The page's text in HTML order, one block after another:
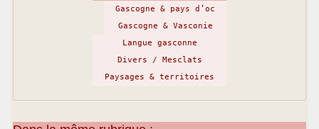
Gascogne & pays d’oc
Gascogne & Vasconie
Langue gasconne
Divers / Mesclats
Paysages & territoires